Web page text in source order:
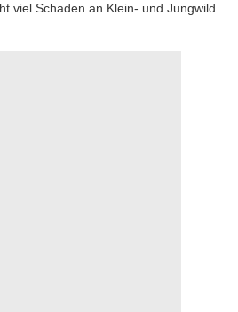
viel Schaden an Klein- und Jungwild